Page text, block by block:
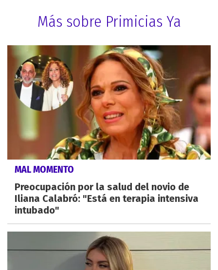
Más sobre Primicias Ya
MAL MOMENTO
Preocupación por la salud del novio de
Iliana Calabró: "Está en terapia intensiva
intubado"